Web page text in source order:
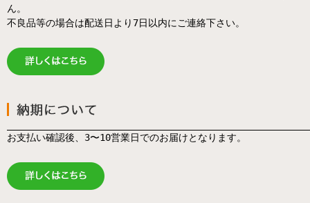
ん。
不良品等の場合は配送日より7日以内にご連絡下さい。
お支払い確認後、3〜10営業日でのお届けとなります。